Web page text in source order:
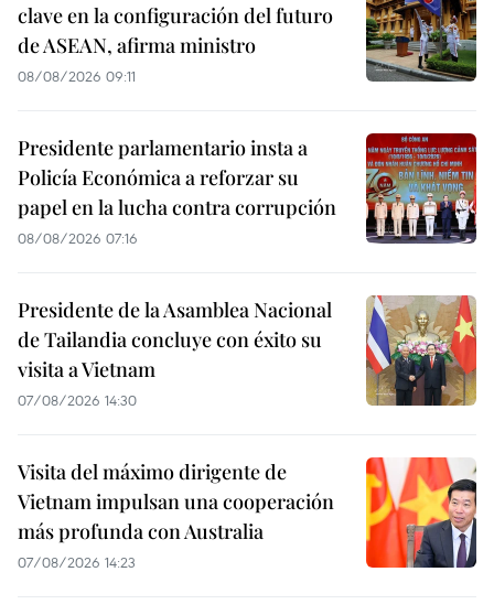
clave en la configuración del futuro
de ASEAN, afirma ministro
08/08/2026 09:11
Presidente parlamentario insta a
Policía Económica a reforzar su
papel en la lucha contra corrupción
08/08/2026 07:16
Presidente de la Asamblea Nacional
de Tailandia concluye con éxito su
visita a Vietnam
07/08/2026 14:30
Visita del máximo dirigente de
Vietnam impulsan una cooperación
más profunda con Australia
07/08/2026 14:23